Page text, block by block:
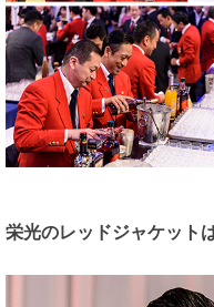
栄光のレッドジャケット